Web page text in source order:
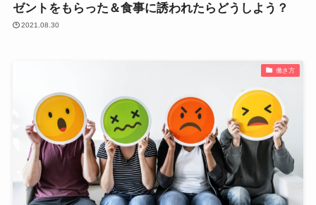
ゼントをもらった＆食事に誘われたらどうしよう？
2021.08.30
働き方